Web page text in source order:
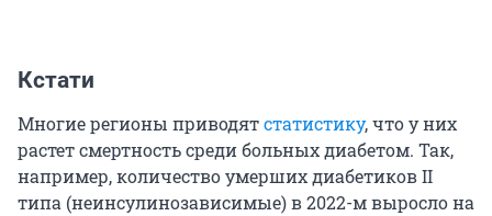
Кстати
Многие регионы приводятстатистику, что у них
растет смертность среди больных диабетом. Так,
например, количество умерших диабетиков II
типа (неинсулинозависимые) в 2022-м выросло на